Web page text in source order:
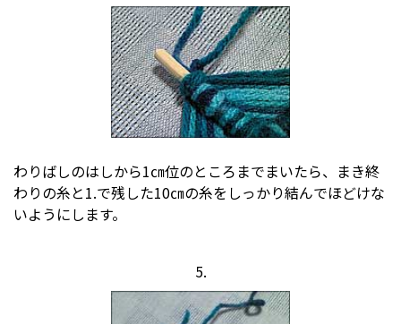
わりばしのはしから1㎝位のところまでまいたら、まき終
わりの糸と1.で残した10㎝の糸をしっかり結んでほどけな
いようにします。
5.